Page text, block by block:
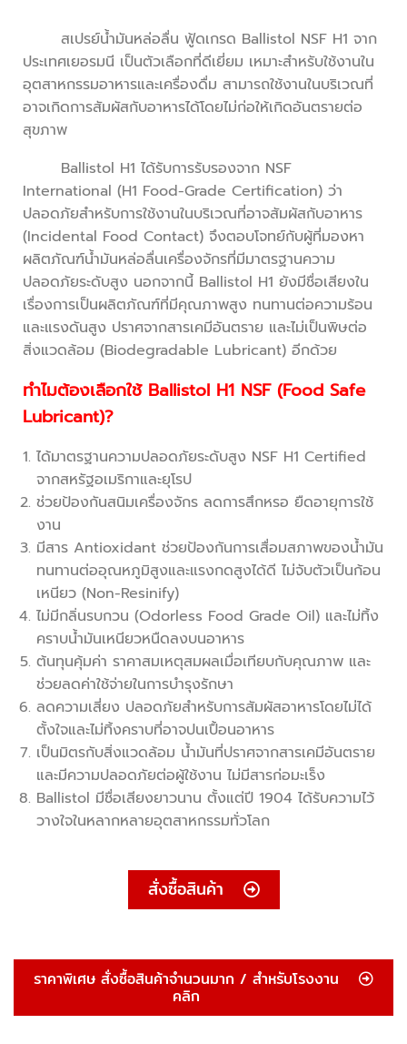
สเปรย์น้ำมันหล่อลื่น ฟู้ดเกรด Ballistol NSF H1 จาก
ประเทศเยอรมนี เป็นตัวเลือกที่ดีเยี่ยม เหมาะสำหรับใช้งานใน
อุตสาหกรรมอาหารและเครื่องดื่ม สามารถใช้งานในบริเวณที่
อาจเกิดการสัมผัสกับอาหารได้โดยไม่ก่อให้เกิดอันตรายต่อ
สุขภาพ
Ballistol H1 ได้รับการรับรองจาก NSF
International (H1 Food-Grade Certification) ว่า
ปลอดภัยสำหรับการใช้งานในบริเวณที่อาจสัมผัสกับอาหาร
(Incidental Food Contact) จึงตอบโจทย์กับผู้ที่มองหา
ผลิตภัณฑ์น้ำมันหล่อลื่นเครื่องจักรที่มีมาตรฐานความ
ปลอดภัยระดับสูง นอกจากนี้ Ballistol H1 ยังมีชื่อเสียงใน
เรื่องการเป็นผลิตภัณฑ์ที่มีคุณภาพสูง ทนทานต่อความร้อน
และแรงดันสูง ปราศจากสารเคมีอันตราย และไม่เป็นพิษต่อ
สิ่งแวดล้อม (Biodegradable Lubricant) อีกด้วย
ทำไมต้องเลือกใช้ Ballistol H1 NSF (Food Safe
Lubricant)?
ได้มาตรฐานความปลอดภัยระดับสูง NSF H1 Certified
จากสหรัฐอเมริกาและยุโรป
ช่วยป้องกันสนิมเครื่องจักร ลดการสึกหรอ ยืดอายุการใช้
งาน
มีสาร Antioxidant ช่วยป้องกันการเสื่อมสภาพของน้ำมัน
ทนทานต่ออุณหภูมิสูงและแรงกดสูงได้ดี ไม่จับตัวเป็นก้อน
เหนียว (Non-Resinify)
ไม่มีกลิ่นรบกวน (Odorless Food Grade Oil) และไม่ทิ้ง
คราบน้ำมันเหนียวหนืดลงบนอาหาร
ต้นทุนคุ้มค่า ราคาสมเหตุสมผลเมื่อเทียบกับคุณภาพ และ
ช่วยลดค่าใช้จ่ายในการบำรุงรักษา
ลดความเสี่ยง ปลอดภัยสำหรับการสัมผัสอาหารโดยไม่ได้
ตั้งใจและไม่ทิ้งคราบที่อาจปนเปื้อนอาหาร
เป็นมิตรกับสิ่งแวดล้อม น้ำมันที่ปราศจากสารเคมีอันตราย
และมีความปลอดภัยต่อผู้ใช้งาน ไม่มีสารก่อมะเร็ง
Ballistol มีชื่อเสียงยาวนาน ตั้งแต่ปี 1904 ได้รับความไว้
วางใจในหลากหลายอุตสาหกรรมทั่วโลก
สั่งซื้อสินค้า
ราคาพิเศษ สั่งซื้อสินค้าจำนวนมาก / สำหรับโรงงาน
คลิก